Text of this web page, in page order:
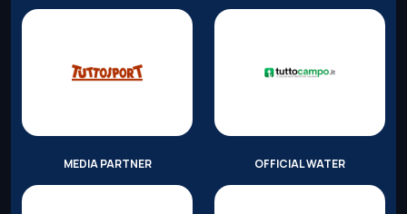
MEDIA PARTNER OFFICIAL WATER